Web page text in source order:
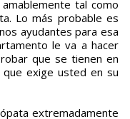
tal como
Lo más probable es
ayudantes para esa
le va a hacer
que se tienen en
exige usted en su
extremadamente